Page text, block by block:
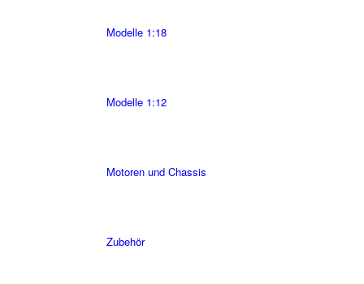
Modelle 1:18
Modelle 1:12
Motoren und Chassis
Zubehör